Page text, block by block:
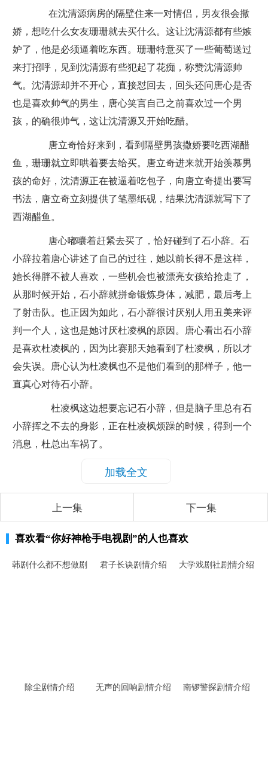
在沈清源病房的隔壁住来一对情侣，男友很会撒
娇，想吃什么女友珊珊就去买什么。这让沈清源都有些嫉
妒了，他是必须逼着吃东西。珊珊特意买了一些葡萄送过
来打招呼，见到沈清源有些犯起了花痴，称赞沈清源帅
气。沈清源却并不开心，直接怼回去，回头还问唐心是否
也是喜欢帅气的男生，唐心笑言自己之前喜欢过一个男
孩，的确很帅气，这让沈清源又开始吃醋。
唐立奇恰好来到，看到隔壁男孩撒娇要吃西湖醋
鱼，珊珊就立即哄着要去给买。唐立奇进来就开始羡慕男
孩的命好，沈清源正在被逼着吃包子，向唐立奇提出要写
书法，唐立奇立刻提供了笔墨纸砚，结果沈清源就写下了
西湖醋鱼。
唐心嘟囔着赶紧去买了，恰好碰到了石小辞。石
小辞拉着唐心讲述了自己的过往，她以前长得不是这样，
她长得胖不被人喜欢，一些机会也被漂亮女孩给抢走了，
从那时候开始，石小辞就拼命锻炼身体，减肥，最后考上
了射击队。也正因为如此，石小辞很讨厌别人用丑美来评
判一个人，这也是她讨厌杜凌枫的原因。唐心看出石小辞
是喜欢杜凌枫的，因为比赛那天她看到了杜凌枫，所以才
会失误。唐心认为杜凌枫也不是他们看到的那样子，他一
直真心对待石小辞。
杜凌枫这边想要忘记石小辞，但是脑子里总有石
小辞挥之不去的身影，正在杜凌枫烦躁的时候，得到一个
消息，杜总出车祸了。
加载全文
上一集 下一集
喜欢看“你好神枪手电视剧”的人也喜欢
韩剧什么都不想做剧
君子长诀剧情介绍 大学戏剧社剧情介绍
除尘剧情介绍 无声的回响剧情介绍 南锣警探剧情介绍